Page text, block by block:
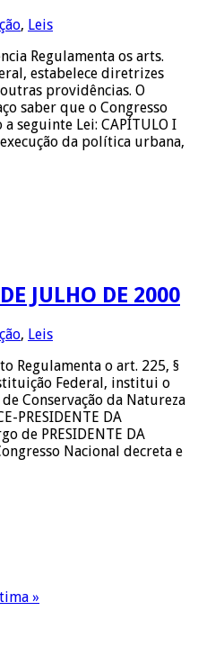
, Leis
Regulamenta os arts.
estabelece diretrizes
providências. O
saber que o Congresso
seguinte Lei: CAPÍTULO I
execução da política urbana,
JULHO DE 2000
, Leis
Regulamenta o art. 225, §
Federal, institui o
Conservação da Natureza
PRESIDENTE DA
de PRESIDENTE DA
Nacional decreta e
»